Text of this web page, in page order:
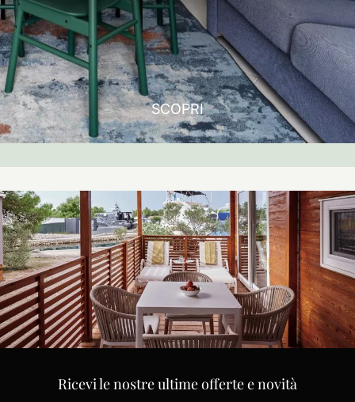
SCOPRI
Ricevi le nostre ultime offerte e novità